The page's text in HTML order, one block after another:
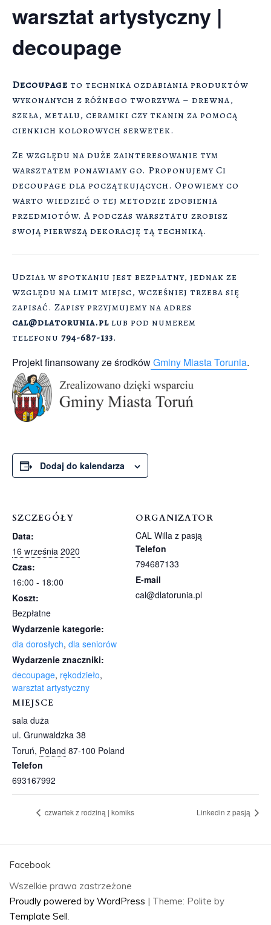
warsztat artystyczny |
decoupage
Decoupage to technika ozdabiania produktów
wykonanych z różnego tworzywa – drewna,
szkła, metalu, ceramiki czy tkanin za pomocą
cienkich kolorowych serwetek.
Ze względu na duże zainteresowanie tym
warsztatem ponawiamy go. Proponujemy Ci
decoupage dla początkujących. Opowiemy co
warto wiedzieć o tej metodzie zdobienia
przedmiotów. A podczas warsztatu zrobisz
swoją pierwszą dekorację tą techniką.
Udział w spotkaniu jest bezpłatny, jednak ze
względu na limit miejsc, wcześniej trzeba się
zapisać. Zapisy przyjmujemy na adres
cal@dlatorunia.pllub pod numerem
telefonu 794-687-133.
Projekt finansowany ze środkówGminy Miasta Torunia.
Dodaj do kalendarza
SZCZEGÓŁY
Data:
16 września 2020
Czas:
16:00 - 18:00
Koszt:
Bezpłatne
Wydarzenie kategorie:
dla dorosłych, dla seniorów
Wydarzenie znaczniki:
decoupage, rękodzieło,
warsztat artystyczny
MIEJSCE
sala duża
ul. Grunwaldzka 38
Toruń, Poland 87-100 Poland
Telefon
693167992
ORGANIZATOR
CAL Willa z pasją
Telefon
794687133
E-mail
cal@dlatorunia.pl
czwartek z rodziną | komiks Linkedin z pasją
Facebook
Wszelkie prawa zastrzeżone
Proudly powered by WordPress | Theme: Polite by
Template Sell.